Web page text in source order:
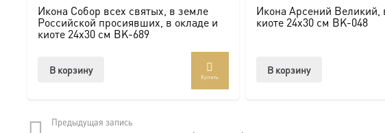
Икона Собор всех святых, в земле
Российской просиявших, в окладе и
киоте 24х30 см BK-689
В корзину
Купить
Икона Арсений Великий,
киоте 24х30 см BK-048
В корзину
Предыдущая запись